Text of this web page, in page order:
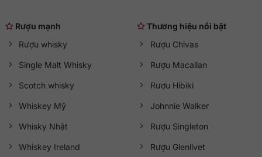
Rượu mạnh
Rượu whisky
Single Malt Whisky
Scotch whisky
Whiskey Mỹ
Whisky Nhật
Whiskey Ireland
Thương hiệu nổi bật
Rượu Chivas
Rượu Macallan
Rượu Hibiki
Johnnie Walker
Rượu Singleton
Rượu Glenlivet